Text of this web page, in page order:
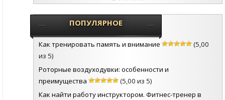
ПОПУЛЯРНОЕ
Как тренировать память и внимание
(5,00
из 5)
Роторные воздуходувки: особенности и
преимущества
(5,00 из 5)
Как найти работу инструктором. Фитнес-тренер в